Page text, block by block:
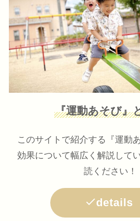
『運動あそび』
このサイトで紹介する『運動
効果について幅広く解説して
読ください！
details